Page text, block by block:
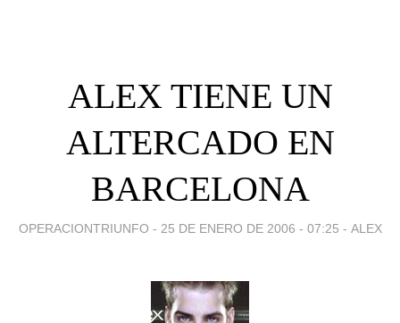
ALEX TIENE UN
ALTERCADO EN
BARCELONA
OPERACIONTRIUNFO - 25 DE ENERO DE 2006 - 07:25 - ALEX